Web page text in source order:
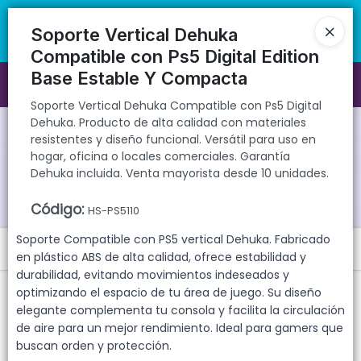
Soporte Vertical Dehuka Compatible con Ps5 Digital Dehuka.
funcional. Versátil para uso en hogar, oficina o locales comerciales.
Garantía Dehuka incluida. Venta mayorista desde 10 unidades.
Soporte Vertical Dehuka
Compatible con Ps5 Digital Edition
Base Estable Y Compacta
Soporte Vertical Dehuka Compatible con Ps5 Digital
Dehuka. Producto de alta calidad con materiales
resistentes y diseño funcional. Versátil para uso en
hogar, oficina o locales comerciales. Garantía
Dehuka incluida. Venta mayorista desde 10 unidades.
Código: HS-PS5110
Soporte Compatible con PS5 vertical Dehuka. Fabricado
en plástico ABS de alta calidad, ofrece estabilidad y
durabilidad, evitando movimientos indeseados y
optimizando el espacio de tu área de juego. Su diseño
elegante complementa tu consola y facilita la circulación
de aire para un mejor rendimiento. Ideal para gamers que
buscan orden y protección.
directa | 📦 Comprá mayorista desde 10 unidades. ¡Registrate y
accedé a precios exclusivos!
Ingresar a la Tienda
CÓMO COMPRAR
QUIÉNES SOMOS
GARANTIAS
CONTACTO
Menú
Soporte Vertical Dehuka Compatible con Ps5 Digital Dehuka.
Producto de alta calidad con materiales resistentes y diseño
funcional. Versátil para uso en hogar, oficina o locales comerciales.
Garantía Dehuka incluida. Venta mayorista desde 10 unidades.